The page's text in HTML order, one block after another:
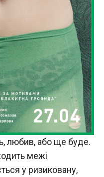
любив, або ще буде.
межі
у ризиковану,